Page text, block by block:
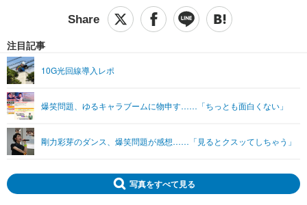
その他
映画・ドラマ
グラビア ブログ
ショッピング その他
ライフTOP
リリース一覧
プッシュ通知の停止方法
注目記事
10G光回線導入レポ
爆笑問題、ゆるキャラブームに物申す……「ちっとも面白くない」
剛力彩芽のダンス、爆笑問題が感想……「見るとクスッてしちゃう」
写真をすべて見る